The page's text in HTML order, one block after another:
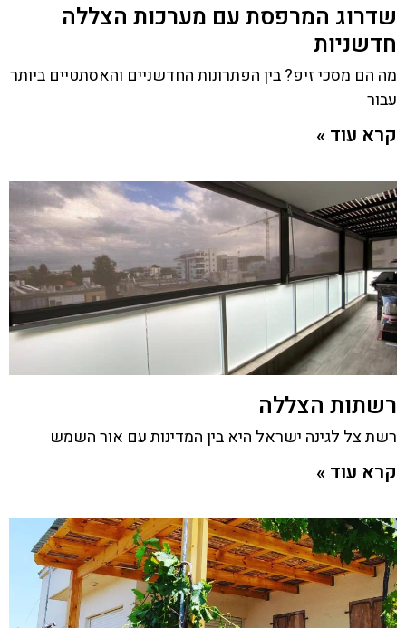
שדרוג המרפסת עם מערכות הצללה
חדשניות
מה הם מסכי זיפ? בין הפתרונות החדשניים והאסתטיים ביותר
עבור
קרא עוד »
רשתות הצללה
רשת צל לגינה ישראל היא בין המדינות עם אור השמש
קרא עוד »